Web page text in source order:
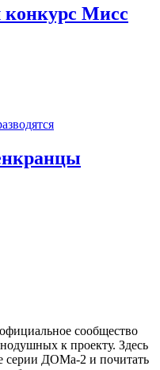
конкурс Мисс
сообщество
к проекту. Здесь
серии ДОМа-2 и почитать